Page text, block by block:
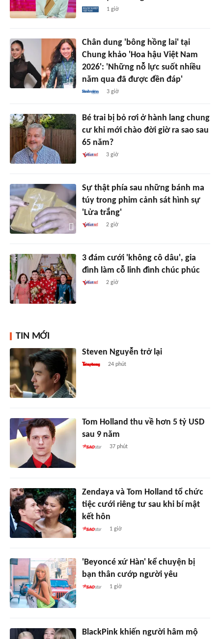
1 giờ
Chân dung 'bông hồng lai' tại
Chung khảo 'Hoa hậu Việt Nam
2026': 'Những nỗ lực suốt nhiều
năm qua đã được đền đáp'
3 giờ
Bé trai bị bỏ rơi ở hành lang chung
cư khi mới chào đời giờ ra sao sau
65 năm?
3 giờ
Sự thật phía sau những bánh ma
túy trong phim cảnh sát hình sự
'Lửa trắng'
2 giờ
3 đám cưới 'không cô dâu', gia
đình làm cỗ linh đình chúc phúc
2 giờ
TIN MỚI
Steven Nguyễn trở lại
24 phút
Tom Holland thu về hơn 5 tỷ USD
sau 9 năm
37 phút
Zendaya và Tom Holland tổ chức
tiệc cưới riêng tư sau khi bí mật
kết hôn
1 giờ
'Beyoncé xứ Hàn' kể chuyện bị
bạn thân cướp người yêu
1 giờ
BlackPink khiến người hâm mộ